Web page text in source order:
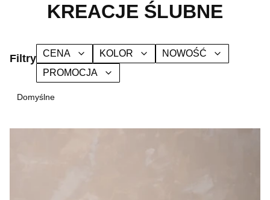
KREACJE ŚLUBNE
Filtry CENA KOLOR
NOWOŚĆ
PROMOCJA
Domyślne